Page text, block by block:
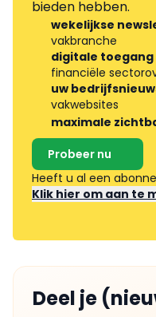
bieden hebben.
wekelijkse
vakbranche
digitale toegang
financiële
uw
vakwebsites
maximale
Probeer nu
Heeft u al een
Klik hier om aan te
Deel je